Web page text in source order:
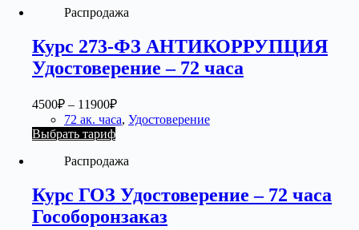
Распродажа
Курс 273-ФЗ АНТИКОРРУПЦИЯ
Удостоверение – 72 часа
4500₽ – 11900₽
72 ак. часа, Удостоверение
Выбрать тариф
Распродажа
Курс ГОЗ Удостоверение – 72 часа
Гособоронзаказ